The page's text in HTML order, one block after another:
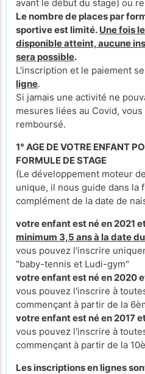
avant le début du stage) ou
Le nombre de places par
sportive est limité. Une fois
disponible atteint, aucune
sera possible.
L'inscription et le paiement
ligne.
Si jamais une activité ne
mesures liées au Covid,
remboursé.
1° AGE DE VOTRE ENFANT
FORMULE DE STAGE
(Le développement moteur
unique, il nous guide dans la
complément de la date de
votre enfant est né en 2021
minimum 3,5 ans à la date
vous pouvez l'inscrire
"baby-tennis et Ludi-gym"
votre enfant est né en 2020
vous pouvez l'inscrire à
commençant à partir de la
votre enfant est né en 2017
vous pouvez l'inscrire à
commençant à partir de la
Les inscriptions en lignes